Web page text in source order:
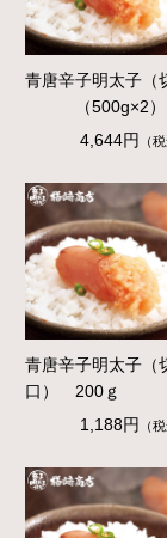
青唐辛子明太子（
（500g×2）
4,644円
（
青唐辛子明太子（
口） 200ｇ
1,188円
（